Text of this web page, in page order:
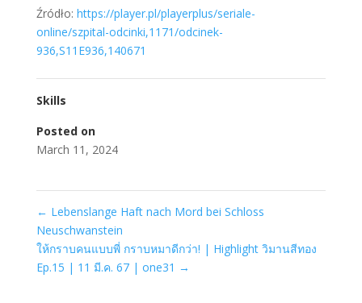
Źródło: https://player.pl/playerplus/seriale-
online/szpital-odcinki,1171/odcinek-
936,S11E936,140671
Skills
Posted on
March 11, 2024
← Lebenslange Haft nach Mord bei Schloss
Neuschwanstein
ให้กราบคนแบบพี่ กราบหมาดีกว่า! | Highlight วิมานสีทอง
Ep.15 | 11 มี.ค. 67 | one31 →